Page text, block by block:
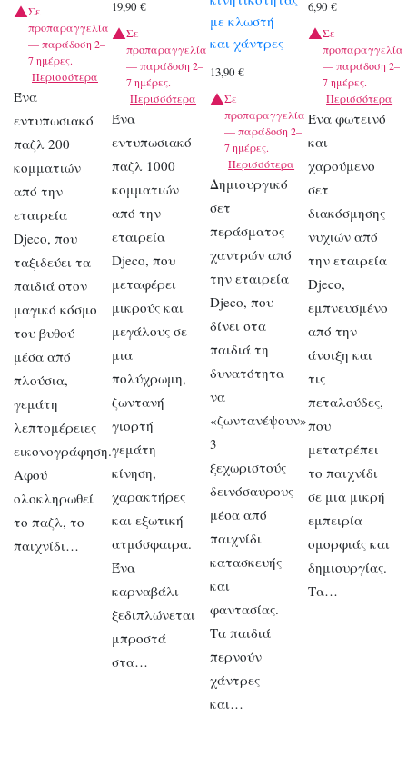
Σε
προπαραγγελία
— παράδοση 2–
7 ημέρες.
Περισσότερα
Ένα
εντυπωσιακό
παζλ 200
κομματιών
από την
εταιρεία
Djeco, που
ταξιδεύει τα
παιδιά στον
μαγικό κόσμο
του βυθού
μέσα από
πλούσια,
γεμάτη
λεπτομέρειες
εικονογράφηση.
Αφού
ολοκληρωθεί
το παζλ, το
παιχνίδι…
19,90€
Σε
προπαραγγελία
— παράδοση 2–
7 ημέρες.
Περισσότερα
Ένα
εντυπωσιακό
παζλ 1000
κομματιών
από την
εταιρεία
Djeco, που
μεταφέρει
μικρούς και
μεγάλους σε
μια
πολύχρωμη,
ζωντανή
γιορτή
γεμάτη
κίνηση,
χαρακτήρες
και εξωτική
ατμόσφαιρα.
Ένα
καρναβάλι
ξεδιπλώνεται
μπροστά
στα…
με κλωστή
και χάντρες
13,90€
Σε
προπαραγγελία
— παράδοση 2–
7 ημέρες.
Περισσότερα
Δημιουργικό
σετ
περάσματος
χαντρών από
την εταιρεία
Djeco, που
δίνει στα
παιδιά τη
δυνατότητα
να
«ζωντανέψουν»
3
ξεχωριστούς
δεινόσαυρους
μέσα από
παιχνίδι
κατασκευής
και
φαντασίας.
Τα παιδιά
περνούν
χάντρες
και…
6,90€
Σε
προπαραγγελία
— παράδοση 2–
7 ημέρες.
Περισσότερα
Ένα φωτεινό
και
χαρούμενο
σετ
διακόσμησης
νυχιών από
την εταιρεία
Djeco,
εμπνευσμένο
από την
άνοιξη και
τις
πεταλούδες,
που
μετατρέπει
το παιχνίδι
σε μια μικρή
εμπειρία
ομορφιάς και
δημιουργίας.
Τα…